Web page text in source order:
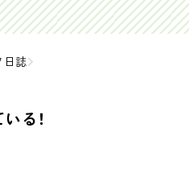
日誌›
る！